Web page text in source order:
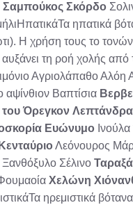
Σαμπούκος Σκόρδο
ηπατικά
Η χρήση τους το
αυξάνει τη ροή χολής από
Αγριολάπαθο Αλόη
αψίνθιον Βαπτίσια
του Όρεγκον Λεπτάνδρα
Ευώνυμο Ινούλα
Κενταύριο Λεόνουρος
Σέλινο
Χελώνη
ηρεμιστικά